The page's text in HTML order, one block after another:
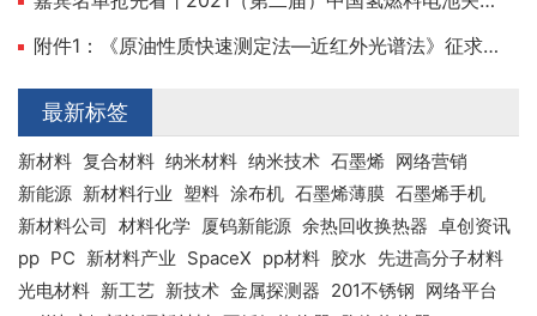
附件1：《原油性质快速测定法—近红外光谱法》征求意见稿及编制说明.pdf
最新标签
新材料 复合材料 纳米材料 纳米技术 石墨烯 网络营销
新能源 新材料行业 塑料 涂布机 石墨烯薄膜 石墨烯手机
新材料公司 材料化学 厦钨新能源 余热回收换热器 卓创资讯
pp PC 新材料产业 SpaceX pp材料 胶水 先进高分子材料
光电材料 新工艺 新技术 金属探测器 201不锈钢 网络平台